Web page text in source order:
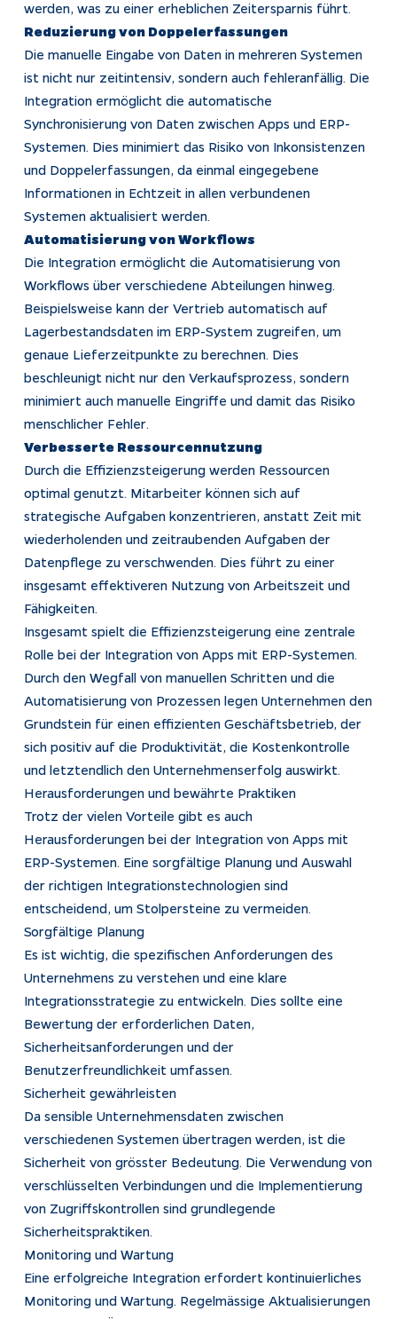
werden, was zu einer erheblichen Zeitersparnis führt.
Reduzierung von Doppelerfassungen
Die manuelle Eingabe von Daten in mehreren Systemen
ist nicht nur zeitintensiv, sondern auch fehleranfällig. Die
Integration ermöglicht die automatische
Synchronisierung von Daten zwischen Apps und ERP-
Systemen. Dies minimiert das Risiko von Inkonsistenzen
und Doppelerfassungen, da einmal eingegebene
Informationen in Echtzeit in allen verbundenen
Systemen aktualisiert werden.
Automatisierung von Workflows
Die Integration ermöglicht die Automatisierung von
Workflows über verschiedene Abteilungen hinweg.
Beispielsweise kann der Vertrieb automatisch auf
Lagerbestandsdaten im ERP-System zugreifen, um
genaue Lieferzeitpunkte zu berechnen. Dies
beschleunigt nicht nur den Verkaufsprozess, sondern
minimiert auch manuelle Eingriffe und damit das Risiko
menschlicher Fehler.
Verbesserte Ressourcennutzung
Durch die Effizienzsteigerung werden Ressourcen
optimal genutzt. Mitarbeiter können sich auf
strategische Aufgaben konzentrieren, anstatt Zeit mit
wiederholenden und zeitraubenden Aufgaben der
Datenpflege zu verschwenden. Dies führt zu einer
insgesamt effektiveren Nutzung von Arbeitszeit und
Fähigkeiten.
Insgesamt spielt die Effizienzsteigerung eine zentrale
Rolle bei der Integration von Apps mit ERP-Systemen.
Durch den Wegfall von manuellen Schritten und die
Automatisierung von Prozessen legen Unternehmen den
Grundstein für einen effizienten Geschäftsbetrieb, der
sich positiv auf die Produktivität, die Kostenkontrolle
und letztendlich den Unternehmenserfolg auswirkt.
Herausforderungen und bewährte Praktiken
Trotz der vielen Vorteile gibt es auch
Herausforderungen bei der Integration von Apps mit
ERP-Systemen. Eine sorgfältige Planung und Auswahl
der richtigen Integrationstechnologien sind
entscheidend, um Stolpersteine zu vermeiden.
Sorgfältige Planung
Es ist wichtig, die spezifischen Anforderungen des
Unternehmens zu verstehen und eine klare
Integrationsstrategie zu entwickeln. Dies sollte eine
Bewertung der erforderlichen Daten,
Sicherheitsanforderungen und der
Benutzerfreundlichkeit umfassen.
Sicherheit gewährleisten
Da sensible Unternehmensdaten zwischen
verschiedenen Systemen übertragen werden, ist die
Sicherheit von grösster Bedeutung. Die Verwendung von
verschlüsselten Verbindungen und die Implementierung
von Zugriffskontrollen sind grundlegende
Sicherheitspraktiken.
Monitoring und Wartung
Eine erfolgreiche Integration erfordert kontinuierliches
Monitoring und Wartung. Regelmässige Aktualisierungen